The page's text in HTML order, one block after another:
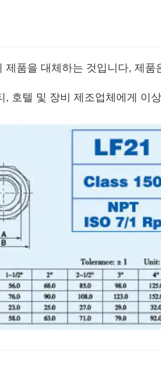
품을 대체하는 것입니다, 제품
호텔 및 장비 제조업체에게 이